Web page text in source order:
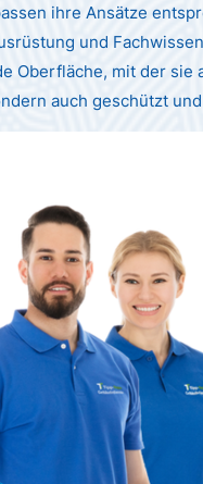
ihre Ansätze
und
Oberfläche, mit der sie
auch geschützt